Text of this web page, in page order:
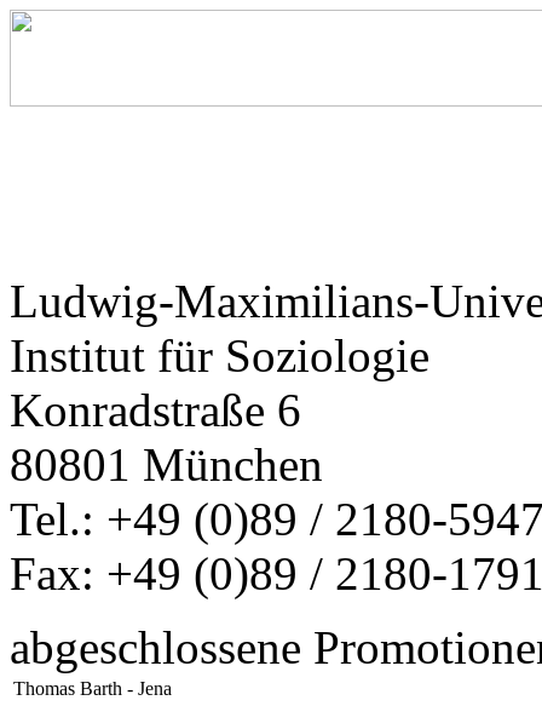
Ludwig-Maximilians-
Institut für Soziologie
Konradstraße 6
80801 München
Tel.: +49 (0)89 / 2180-
Fax: +49 (0)89 / 2180-
abgeschlossene
Thomas Barth - Jena